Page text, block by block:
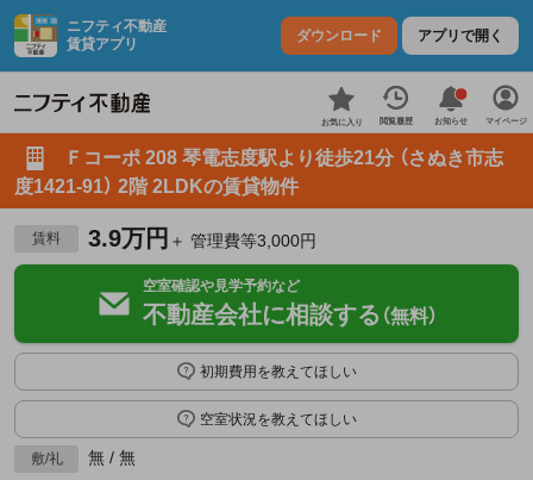
ニフティ不動産
賃貸アプリ
ダウンロード アプリで開く
お気に入り 閲覧履歴 お知らせ マイページ
Ｆコーポ 208 琴電志度駅より徒歩21分 （さぬき市志
度1421-91） 2階 2LDKの賃貸物件
賃料 3.9万円 ＋ 管理費等3,000円
空室確認や見学予約など
不動産会社に相談する （無料）
初期費用を教えてほしい
空室状況を教えてほしい
敷/礼 無 / 無